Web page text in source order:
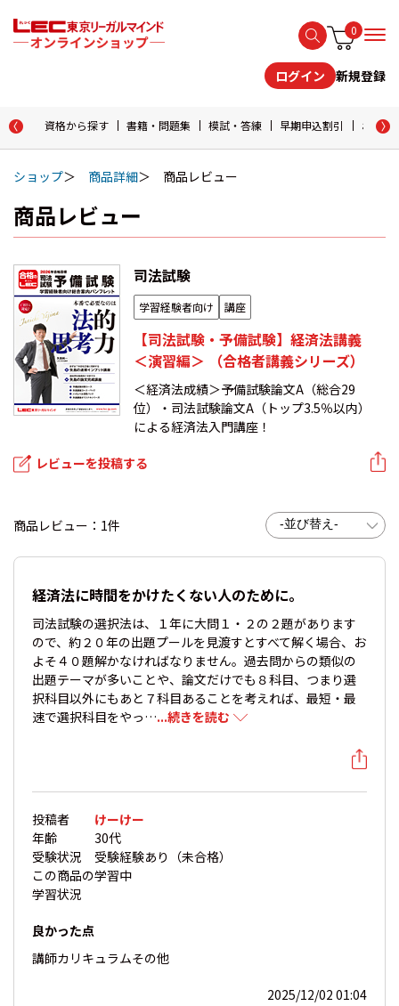
0
ログイン 新規登録
資格から探す 書籍・問題集 模試・答練 早期申込割引 おため
ショップ 商品詳細 商品レビュー
商品レビュー
司法試験
学習経験者向け 講座
【司法試験・予備試験】経済法講義
＜演習編＞ （合格者講義シリーズ）
＜経済法成績＞予備試験論文A（総合29
位）・司法試験論文A（トップ3.5％以内）
による経済法入門講座！
レビューを投稿する
商品レビュー：1件
経済法に時間をかけたくない人のために。
司法試験の選択法は、１年に大問１・２の２題があります
ので、約２０年の出題プールを見渡すとすべて解く場合、お
よそ４０題解かなければなりません。過去問からの類似の
出題テーマが多いことや、論文だけでも８科目、つまり選
択科目以外にもあと７科目あることを考えれば、最短・最
速で選択科目をやっ…...続きを読む
投稿者
けーけー
年齢
30代
受験状況
受験経験あり（未合格）
この商品の
学習状況
学習中
良かった点
講師カリキュラムその他
2025/12/02 01:04